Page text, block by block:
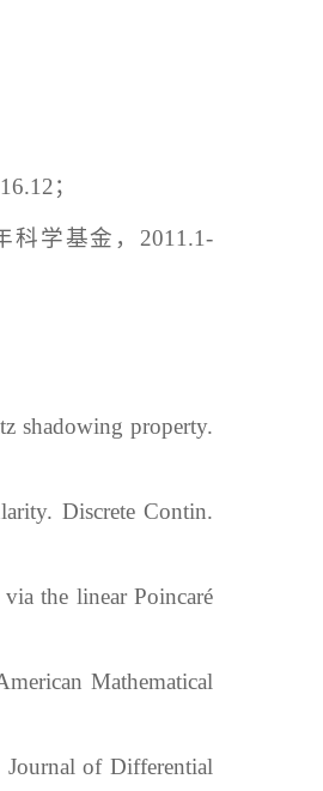
；
学基金， 2011.1-
shadowing property.
Discrete Contin.
the linear Poincaré
Mathematical
of Differential